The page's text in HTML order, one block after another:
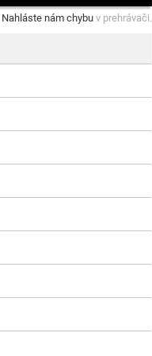
Nahláste nám chybu v prehrávači.